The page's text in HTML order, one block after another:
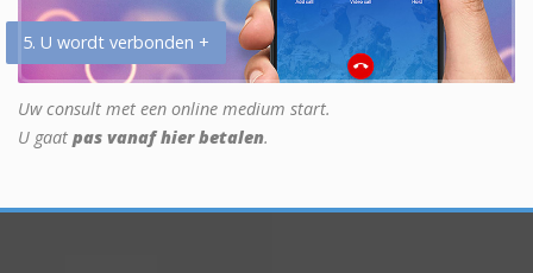
5. U wordt verbonden +
Uw consult met een online medium start.
U gaat pas vanaf hier betalen.